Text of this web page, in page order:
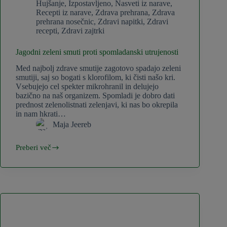
Hujšanje, Izpostavljeno, Nasveti iz narave,
Recepti iz narave, Zdrava prehrana, Zdrava
prehrana nosečnic, Zdravi napitki, Zdravi
recepti, Zdravi zajtrki
Jagodni zeleni smuti proti spomladanski utrujenosti
Med najbolj zdrave smutije zagotovo spadajo zeleni
smutiji, saj so bogati s klorofilom, ki čisti našo kri.
Vsebujejo cel spekter mikrohranil in delujejo
bazično na naš organizem. Spomladi je dobro dati
prednost zelenolistnati zelenjavi, ki nas bo okrepila
in nam hkrati…
Maja Jeereb
Preberi več
Jagodni
smuti
utrujenosti